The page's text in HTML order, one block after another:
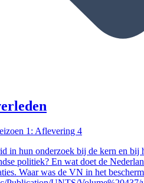
1: Aflevering 4
in hun onderzoek bij de kern en bij
politiek? En wat doet de
Waar was de VN in het